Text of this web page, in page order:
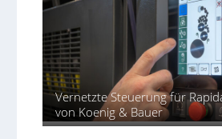
f
ü
r
Vernetzte Steuerung für
von Koenig & Bauer